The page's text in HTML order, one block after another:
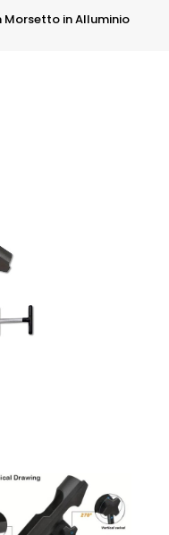
Morsetto in Alluminio